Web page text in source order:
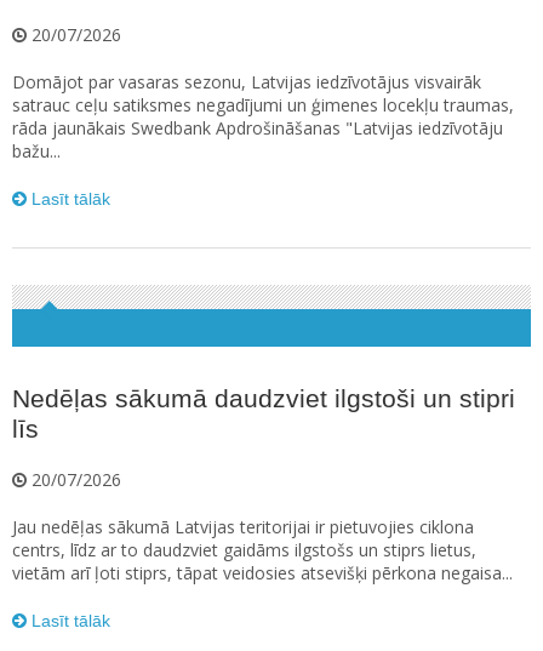
20/07/2026
Domājot par vasaras sezonu, Latvijas iedzīvotājus visvairāk
satrauc ceļu satiksmes negadījumi un ģimenes locekļu traumas,
rāda jaunākais Swedbank Apdrošināšanas "Latvijas iedzīvotāju
bažu...
Lasīt tālāk
Nedēļas sākumā daudzviet ilgstoši un stipri
līs
20/07/2026
Jau nedēļas sākumā Latvijas teritorijai ir pietuvojies ciklona
centrs, līdz ar to daudzviet gaidāms ilgstošs un stiprs lietus,
vietām arī ļoti stiprs, tāpat veidosies atsevišķi pērkona negaisa...
Lasīt tālāk